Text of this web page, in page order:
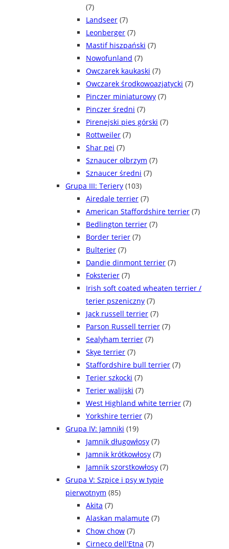
(7)
Landseer (7)
Leonberger (7)
Mastif hiszpański (7)
Nowofunland (7)
Owczarek kaukaski (7)
Owczarek środkowoazjatycki (7)
Pinczer miniaturowy (7)
Pinczer średni (7)
Pirenejski pies górski (7)
Rottweiler (7)
Shar pei (7)
Sznaucer olbrzym (7)
Sznaucer średni (7)
Grupa III: Teriery (103)
Airedale terrier (7)
American Staffordshire terrier (7)
Bedlington terrier (7)
Border terier (7)
Bulterier (7)
Dandie dinmont terrier (7)
Foksterier (7)
Irish soft coated wheaten terrier /
terier pszeniczny (7)
Jack russell terrier (7)
Parson Russell terrier (7)
Sealyham terrier (7)
Skye terrier (7)
Staffordshire bull terrier (7)
Terier szkocki (7)
Terier walijski (7)
West Highland white terrier (7)
Yorkshire terrier (7)
Grupa IV: Jamniki (19)
Jamnik długowłosy (7)
Jamnik krótkowłosy (7)
Jamnik szorstkowłosy (7)
Grupa V: Szpice i psy w typie
pierwotnym (85)
Akita (7)
Alaskan malamute (7)
Chow chow (7)
Cirneco dell'Etna (7)